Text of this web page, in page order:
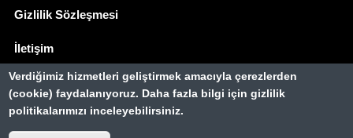
Gizlilik Sözleşmesi
İletişim
Basında Biz
Gezimanya Turizm, TÜRSAB'a kayıtlı bir
Verdiğimiz hizmetleri geliştirmek amacıyla çerezlerden
(cookie) faydalanıyoruz. Daha fazla bilgi için gizlilik
politikalarımızı inceleyebilirsiniz.